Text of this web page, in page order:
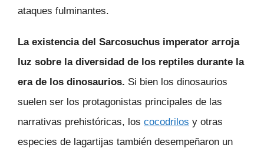
ataques fulminantes.
La existencia del Sarcosuchus imperator arroja
luz sobre la diversidad de los reptiles durante la
era de los dinosaurios. Si bien los dinosaurios
suelen ser los protagonistas principales de las
narrativas prehistóricas, los cocodrilos y otras
especies de lagartijas también desempeñaron un